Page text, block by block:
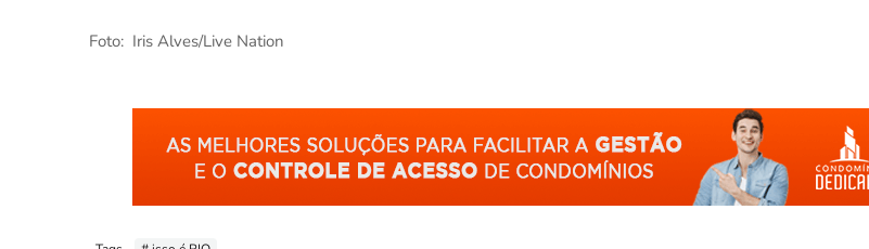
Foto: Iris Alves/Live Nation